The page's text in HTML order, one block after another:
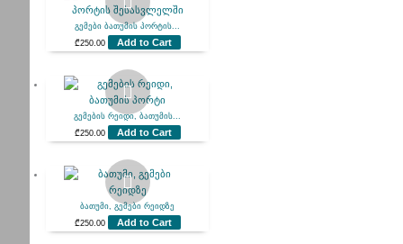
გემები ბათუმის პორტის...
₾250.00 Add to Cart
გემების რეიდი, ბათუმის...
₾250.00 Add to Cart
ბათუმი, გემები რეიდზე
₾250.00 Add to Cart